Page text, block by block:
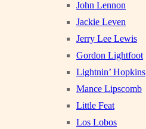
John Lennon
Jackie Leven
Jerry Lee Lewis
Gordon Lightfoot
Lightnin’ Hopkins
Mance Lipscomb
Little Feat
Los Lobos